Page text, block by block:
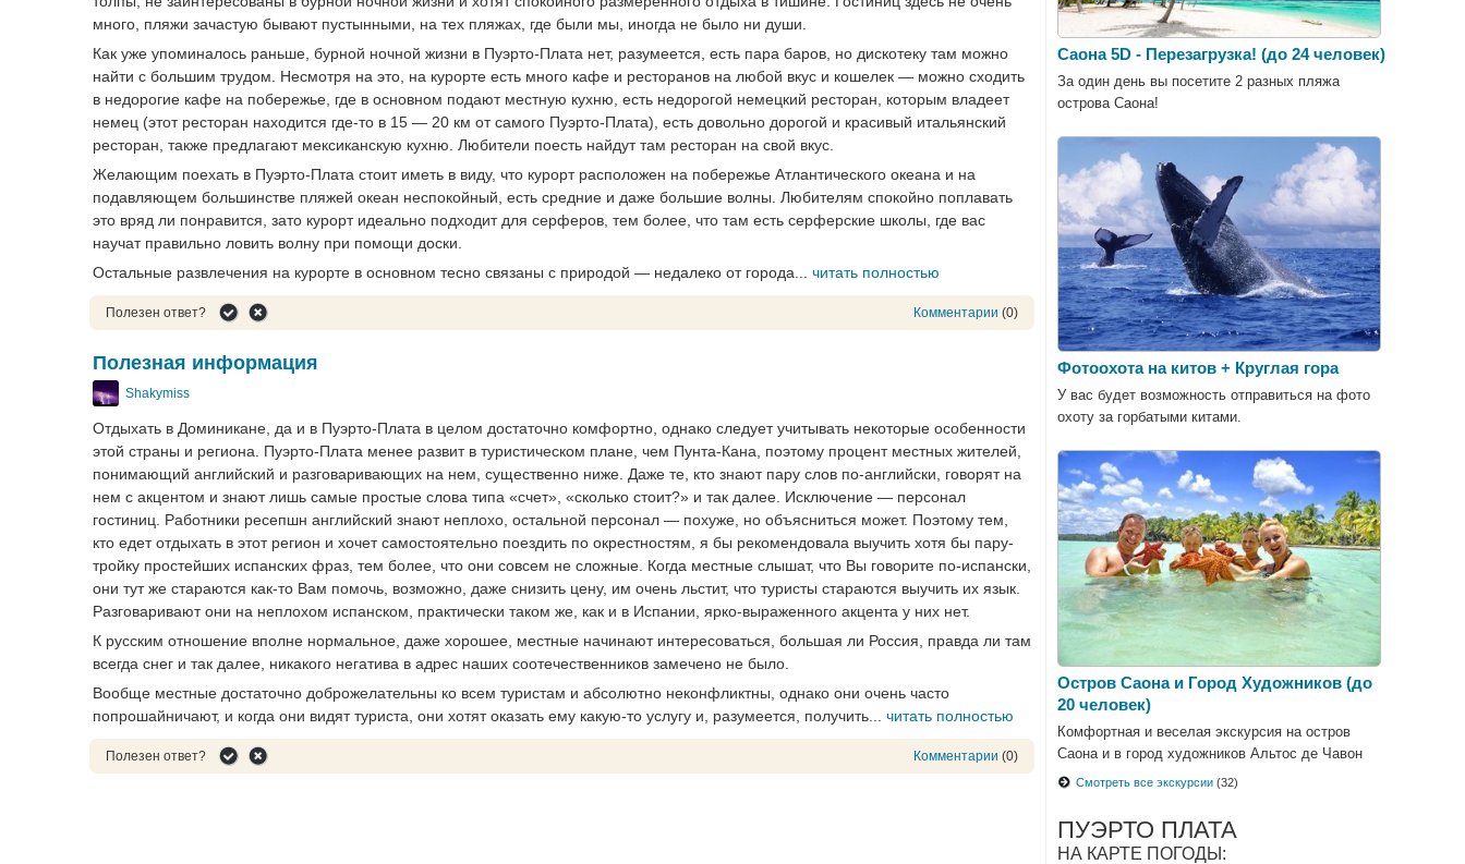
много, пляжи зачастую бывают пустынными, на тех пляжах, где были мы, иногда не было ни души.
Как уже упоминалось раньше, бурной ночной жизни в Пуэрто-Плата нет, разумеется, есть пара баров, но дискотеку там можно
найти с большим трудом. Несмотря на это, на курорте есть много кафе и ресторанов на любой вкус и кошелек — можно сходить
в недорогие кафе на побережье, где в основном подают местную кухню, есть недорогой немецкий ресторан, которым владеет
немец (этот ресторан находится где-то в 15 — 20 км от самого Пуэрто-Плата), есть довольно дорогой и красивый итальянский
ресторан, также предлагают мексиканскую кухню. Любители поесть найдут там ресторан на свой вкус.
Желающим поехать в Пуэрто-Плата стоит иметь в виду, что курорт расположен на побережье Атлантического океана и на
подавляющем большинстве пляжей океан неспокойный, есть средние и даже большие волны. Любителям спокойно поплавать
это вряд ли понравится, зато курорт идеально подходит для серферов, тем более, что там есть серферские школы, где вас
научат правильно ловить волну при помощи доски.
Остальные развлечения на курорте в основном тесно связаны с природой — недалеко от города... читать полностью
Полезен ответ? Комментарии (0)
Полезная информация
Shakymiss
Отдыхать в Доминикане, да и в Пуэрто-Плата в целом достаточно комфортно, однако следует учитывать некоторые особенности
этой страны и региона. Пуэрто-Плата менее развит в туристическом плане, чем Пунта-Кана, поэтому процент местных жителей,
понимающий английский и разговаривающих на нем, существенно ниже. Даже те, кто знают пару слов по-английски, говорят на
нем с акцентом и знают лишь самые простые слова типа «счет», «сколько стоит?» и так далее. Исключение — персонал
гостиниц. Работники ресепшн английский знают неплохо, остальной персонал — похуже, но объясниться может. Поэтому тем,
кто едет отдыхать в этот регион и хочет самостоятельно поездить по окрестностям, я бы рекомендовала выучить хотя бы пару-
тройку простейших испанских фраз, тем более, что они совсем не сложные. Когда местные слышат, что Вы говорите по-испански,
они тут же стараются как-то Вам помочь, возможно, даже снизить цену, им очень льстит, что туристы стараются выучить их язык.
Разговаривают они на неплохом испанском, практически таком же, как и в Испании, ярко-выраженного акцента у них нет.
К русским отношение вполне нормальное, даже хорошее, местные начинают интересоваться, большая ли Россия, правда ли там
всегда снег и так далее, никакого негатива в адрес наших соотечественников замечено не было.
Вообще местные достаточно доброжелательны ко всем туристам и абсолютно неконфликтны, однако они очень часто
попрошайничают, и когда они видят туриста, они хотят оказать ему какую-то услугу и, разумеется, получить... читать полностью
Полезен ответ? Комментарии (0)
Саона 5D - Перезагрузка! (до 24 человек)
За один день вы посетите 2 разных пляжа
острова Саона!
Фотоохота на китов + Круглая гора
У вас будет возможность отправиться на фото
охоту за горбатыми китами.
Остров Саона и Город Художников (до
20 человек)
Комфортная и веселая экскурсия на остров
Саона и в город художников Альтос де Чавон
Смотреть все экскурсии (32)
ПУЭРТО ПЛАТА
НА КАРТЕ ПОГОДЫ: